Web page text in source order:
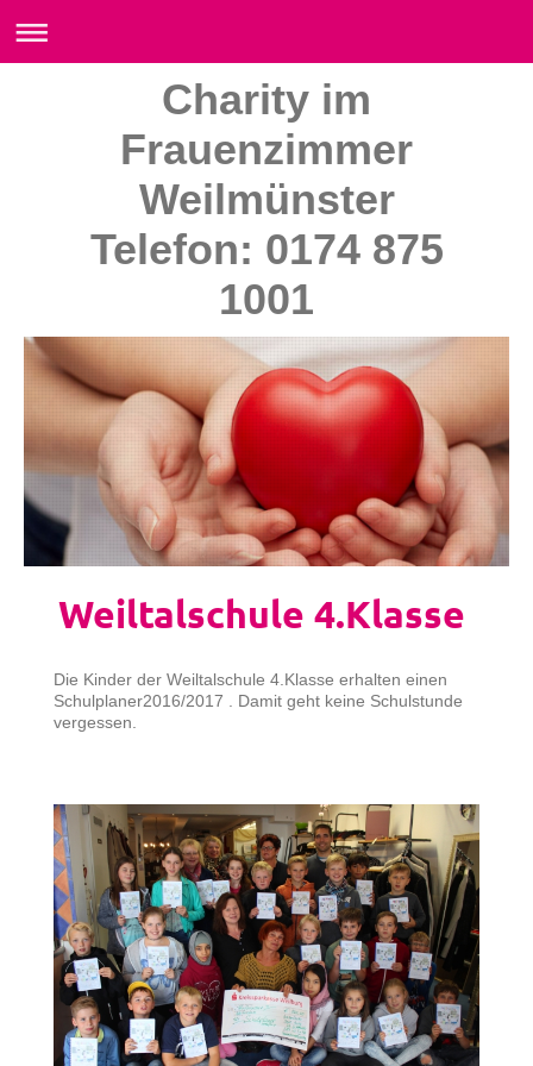
Charity im
Frauenzimmer
Weilmünster
Telefon: 0174 875
1001
Weiltalschule 4.Klasse
Die Kinder der Weiltalschule 4.Klasse erhalten einen
Schulplaner2016/2017 . Damit geht keine Schulstunde
vergessen.